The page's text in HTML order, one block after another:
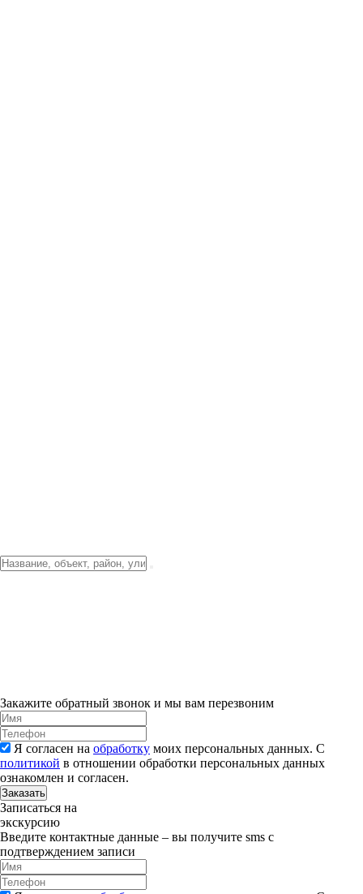
Закажите обратный звонок и мы вам перезвоним
Я согласен на обработку моих персональных данных. С
политикой в отношении обработки персональных данных
ознакомлен и согласен.
Заказать
Записаться на
экскурсию
Введите контактные данные – вы получите sms с
подтверждением записи